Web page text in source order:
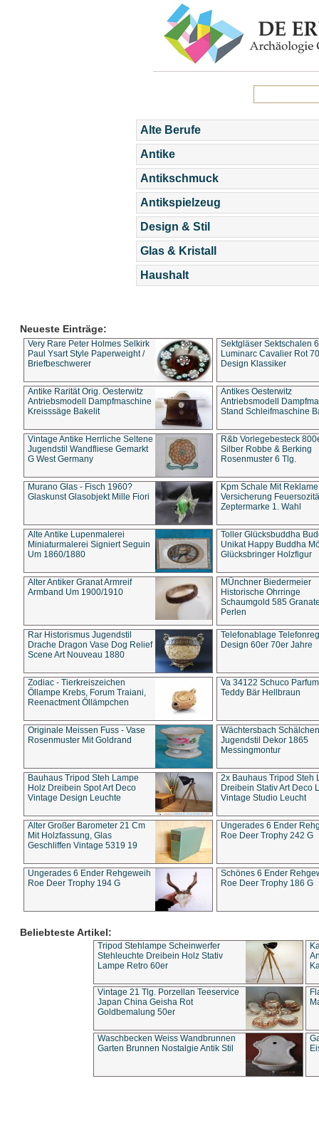
Alte Berufe
Antike
Antikschmuck
Antikspielzeug
Design & Stil
Glas & Kristall
Haushalt
Neueste Einträge:
Very Rare Peter Holmes Selkirk
Paul Ysart Style Paperweight /
Briefbeschwerer
Sektgläser Sektschalen
Luminarc Cavalier Rot
Design Klassiker
Antike Rarität Orig. Oesterwitz
Antriebsmodell Dampfmaschine
Kreisssäge Bakelit
Antikes Oesterwitz
Antriebsmodell
Stand Schleifmaschine
Vintage Antike Herrliche Seltene
Jugendstil Wandfliese Gemarkt
G West Germany
R&b Vorlegebesteck
Silber Robbe & Berking
Rosenmuster 6 Tlg.
Murano Glas - Fisch 1960?
Glaskunst Glasobjekt Mille Fiori
Kpm Schale Mit Reklame
Versicherung
Zeptermarke 1. Wahl
Alte Antike Lupenmalerei
Miniaturmalerei Signiert Seguin
Um 1860/1880
Toller Glücksbuddha
Unikat Happy Buddha
Glücksbringer Holzfigur
Alter Antiker Granat Armreif
Armband Um 1900/1910
MÜnchner Biedermeier
Historische Ohrringe
Schaumgold 585
Perlen
Rar Historismus Jugendstil
Drache Dragon Vase Dog Relief
Scene Art Nouveau 1880
Telefonablage
Design 60er 70er Jahre
Zodiac - Tierkreiszeichen
Öllampe Krebs, Forum Traiani,
Reenactment Öllämpchen
Va 34122 Schuco
Teddy Bär Hellbraun
Originale Meissen Fuss - Vase
Rosenmuster Mit Goldrand
Wächtersbach Schälchen
Jugendstil Dekor 1865
Messingmontur
Bauhaus Tripod Steh Lampe
Holz Dreibein Spot Art Deco
Vintage Design Leuchte
2x Bauhaus Tripod Steh
Dreibein Stativ Art Deco
Vintage Studio Leucht
Alter Großer Barometer 21 Cm
Mit Holzfassung, Glas
Geschliffen Vintage 5319 19
Ungerades 6 Ender
Roe Deer Trophy 242 G
Ungerades 6 Ender Rehgeweih
Roe Deer Trophy 194 G
Schönes 6 Ender
Roe Deer Trophy 186 G
Beliebteste Artikel:
Tripod Stehlampe Scheinwerfer
Stehleuchte Dreibein Holz Stativ
Lampe Retro 60er
Vintage 21 Tlg. Porzellan Teeservice
Japan China Geisha Rot
Goldbemalung 50er
Waschbecken Weiss Wandbrunnen
Garten Brunnen Nostalgie Antik Stil